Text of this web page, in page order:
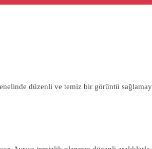
düzenli ve temiz bir görüntü